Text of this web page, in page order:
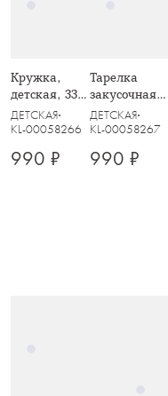
Кружка,
детская, 330
мл,
керамика D,
зеленая,
ДЕТСКАЯ
KL-00058266
990 ₽
Тарелка
закусочная,
детская, 20
см,
молочно-
ДЕТСКАЯ
KL-00058267
990 ₽